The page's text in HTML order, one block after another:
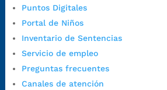
Puntos Digitales
Portal de Niños
Inventario de Sentencias
Servicio de empleo
Preguntas frecuentes
Canales de atención